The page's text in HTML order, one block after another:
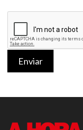
Enviar